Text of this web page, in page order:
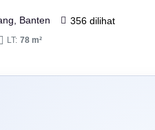
Banten 356 dilihat
LT: 78 m²